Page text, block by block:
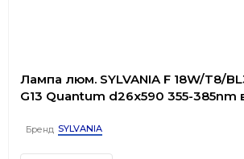
Лампа люм. SYLVANIA F 18W/T8/
G13 Quantum d26x590 355-385nm
Бренд SYLVANIA